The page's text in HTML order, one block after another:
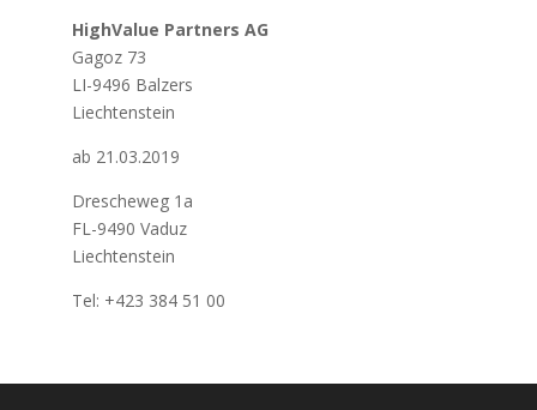
HighValue Partners AG
Gagoz 73
LI-9496 Balzers
Liechtenstein
ab 21.03.2019
Drescheweg 1a
FL-9490 Vaduz
Liechtenstein
Tel: +423 384 51 00